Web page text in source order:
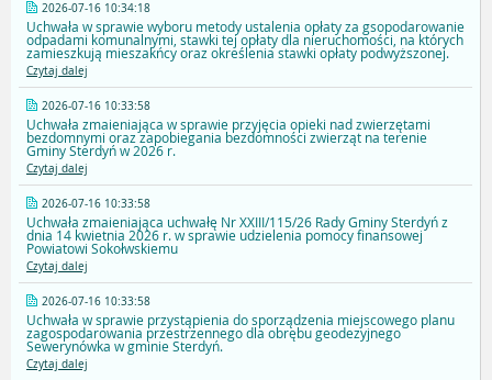
2026-07-16 10:34:18
Uchwała w sprawie wyboru metody ustalenia opłaty za gsopodarowanie
odpadami komunalnymi, stawki tej opłaty dla nieruchomości, na których
zamieszkują mieszakńcy oraz określenia stawki opłaty podwyższonej.
Czytaj dalej
2026-07-16 10:33:58
Uchwała zmaieniająca w sprawie przyjęcia opieki nad zwierzętami
bezdomnymi oraz zapobiegania bezdomności zwierząt na terenie
Gminy Sterdyń w 2026 r.
Czytaj dalej
2026-07-16 10:33:58
Uchwała zmaieniająca uchwałę Nr XXIII/115/26 Rady Gminy Sterdyń z
dnia 14 kwietnia 2026 r. w sprawie udzielenia pomocy finansowej
Powiatowi Sokołwskiemu
Czytaj dalej
2026-07-16 10:33:58
Uchwała w sprawie przystąpienia do sporządzenia miejscowego planu
zagospodarowania przestrzennego dla obrębu geodezyjnego
Sewerynówka w gminie Sterdyń.
Czytaj dalej